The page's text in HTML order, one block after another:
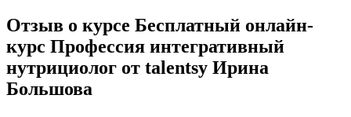
Отзыв о курсе Бесплатный онлайн-
курс Профессия интегративный
нутрициолог от talentsy Ирина
Большова